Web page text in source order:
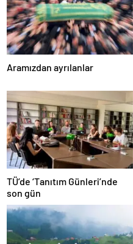
Aramızdan ayrılanlar
TÜ’de ‘Tanıtım Günleri’nde
son gün